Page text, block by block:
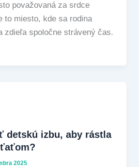
považovaná za srdce
to miesto, kde sa rodina
zdieľa spoločne strávený čas.
detskú izbu, aby rástla
2025